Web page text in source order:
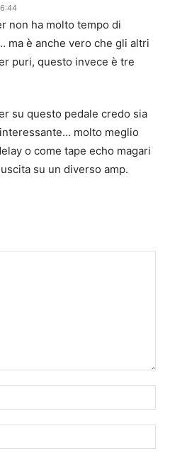
non ha molto tempo di
ma è anche vero che gli altri
puri, questo invece è tre
su questo pedale credo sia
molto meglio
o come tape echo magari
su un diverso amp.